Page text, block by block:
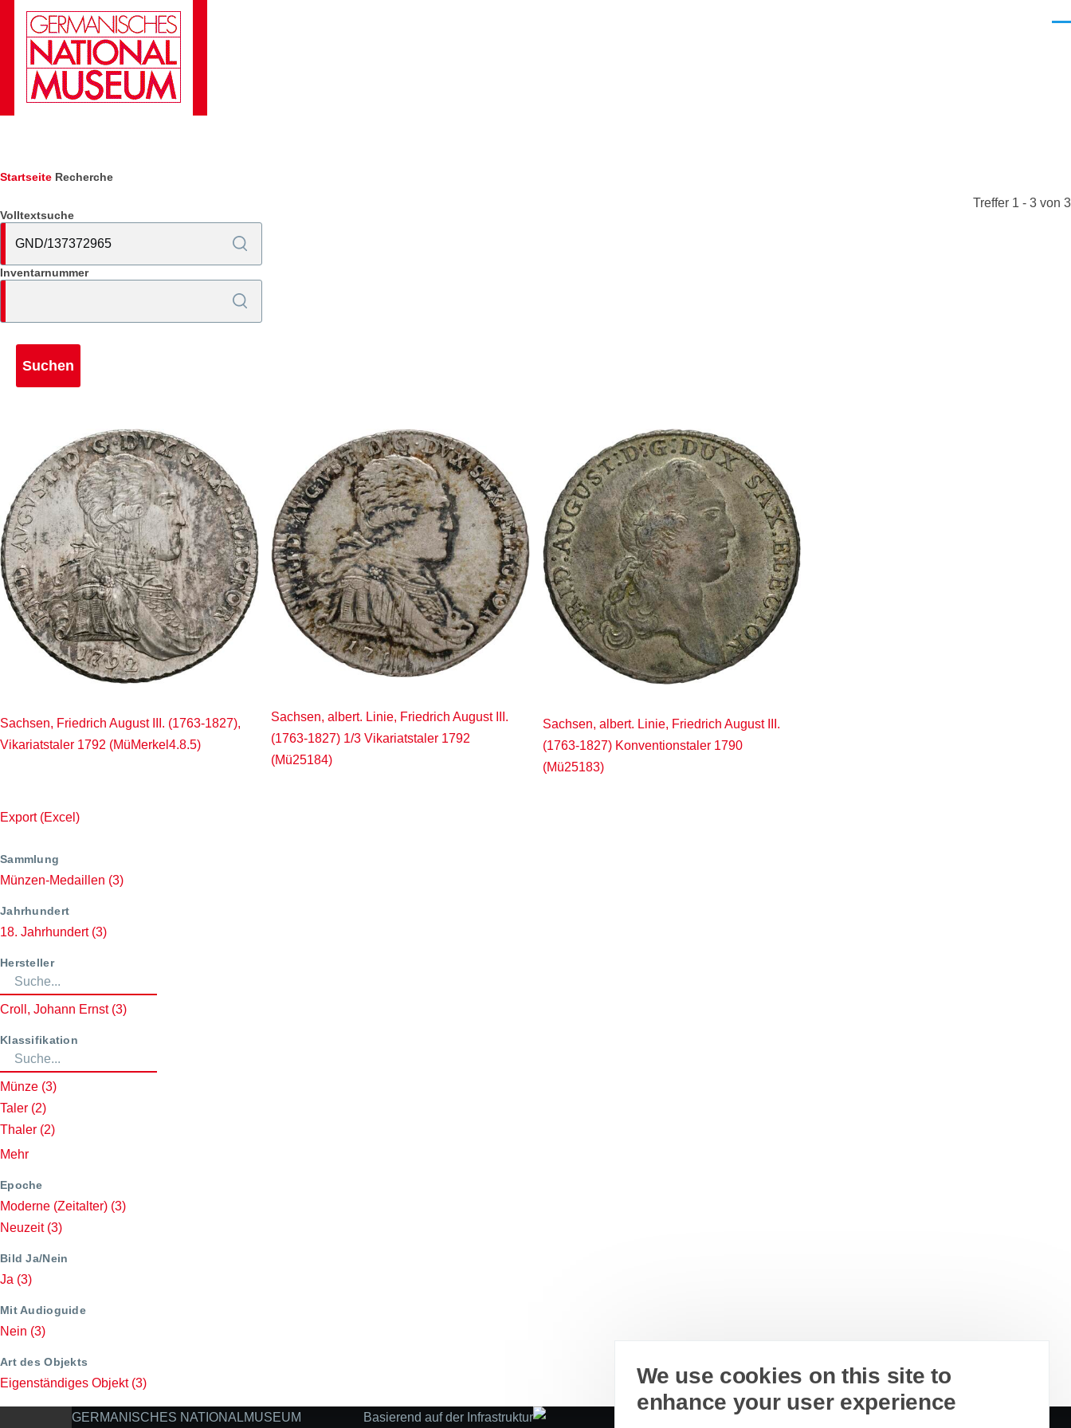
Direkt zum Inhalt
Pfadnavigation
Startseite Recherche
Treffer 1 - 3 von 3
Volltextsuche
Inventarnummer
Sachsen, Friedrich August III. (1763-1827),
Vikariatstaler 1792 (MüMerkel4.8.5)
Sachsen, albert. Linie, Friedrich August III.
(1763-1827) 1/3 Vikariatstaler 1792
(Mü25184)
Sachsen, albert. Linie, Friedrich August III.
(1763-1827) Konventionstaler 1790
(Mü25183)
Export (Excel)
Sammlung
Münzen-Medaillen (3)
Jahrhundert
18. Jahrhundert (3)
Hersteller
Croll, Johann Ernst (3)
Klassifikation
Münze (3)
Taler (2)
Thaler (2)
Mehr
Epoche
Moderne (Zeitalter) (3)
Neuzeit (3)
Bild Ja/Nein
Ja (3)
Mit Audioguide
Nein (3)
Art des Objekts
Eigenständiges Objekt (3)
GERMANISCHES NATIONALMUSEUM Basierend auf der Infrastruktur
We use cookies on this site to
enhance your user experience